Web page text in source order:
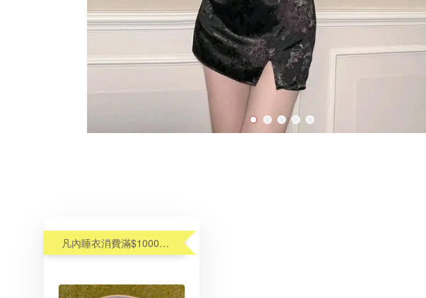
凡內睡衣消費滿$1000元,享優惠價加購內衣洗衣袋$99(原$190)